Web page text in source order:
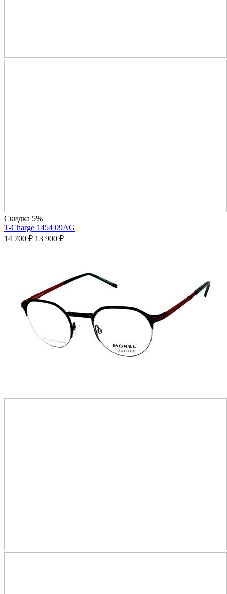
Скидка 5%
T-Charge 1454 09AG
14 700 ₽ 13 900 ₽